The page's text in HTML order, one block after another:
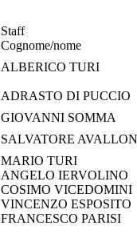
Staff
Cognome/nome
ALBERICO TURI
ADRASTO DI PUCCIO
GIOVANNI SOMMA
SALVATORE
MARIO TURI
ANGELO IERVOLINO
COSIMO VICEDOMINI
VINCENZO ESPOSITO
FRANCESCO PARISI